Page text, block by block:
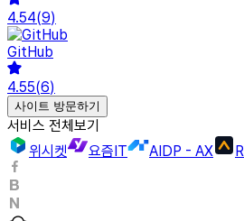
4.54(9)
GitHub
4.55(6)
사이트 방문하기
서비스 전체보기
위시켓
요즘IT AIDP - AX